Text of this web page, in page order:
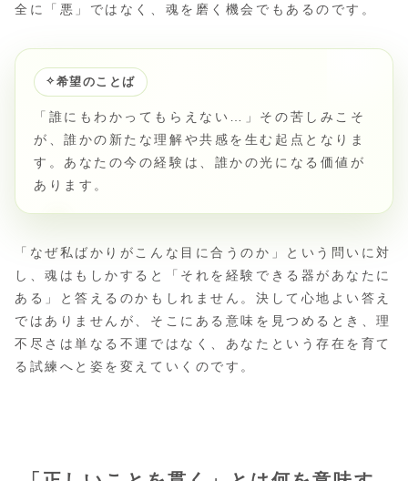
全に「悪」ではなく、魂を磨く機会でもあるのです。
✧希望のことば
「誰にもわかってもらえない…」その苦しみこそ
が、誰かの新たな理解や共感を生む起点となりま
す。あなたの今の経験は、誰かの光になる価値が
あります。
「なぜ私ばかりがこんな目に合うのか」という問いに対
し、魂はもしかすると「それを経験できる器があなたに
ある」と答えるのかもしれません。決して心地よい答え
ではありませんが、そこにある意味を見つめるとき、理
不尽さは単なる不運ではなく、あなたという存在を育て
る試練へと姿を変えていくのです。